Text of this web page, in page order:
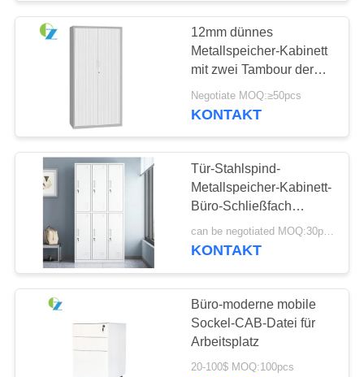
EIN
ZITAT
PRIVACY
POLICY
12mm dünnes
Metallspeicher-Kabinett
mit zwei Tambour der
Tür
H1850*W900*D400mm
Negotiate MOQ:≥50pcs
KONTAKT
Tür-Stahlspind-
Metallspeicher-Kabinett-
Büro-Schließfach
Almirah D450mm SPCC
6
can be negotiated MOQ:30pcs
KONTAKT
Büro-moderne mobile
Sockel-CAB-Datei für
Arbeitsplatz
20-100$ MOQ:100pcs